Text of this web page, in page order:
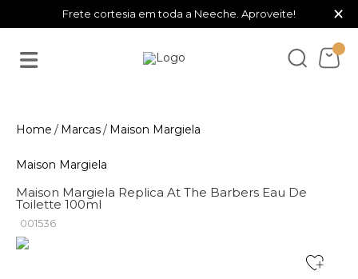
Frete cortesia em toda a Neeche. Aproveite! ×
Marcas Maison Margiela
Maison Margiela
Maison Margiela Replica At The Barbers Eau De
Toilette 100ml
001536